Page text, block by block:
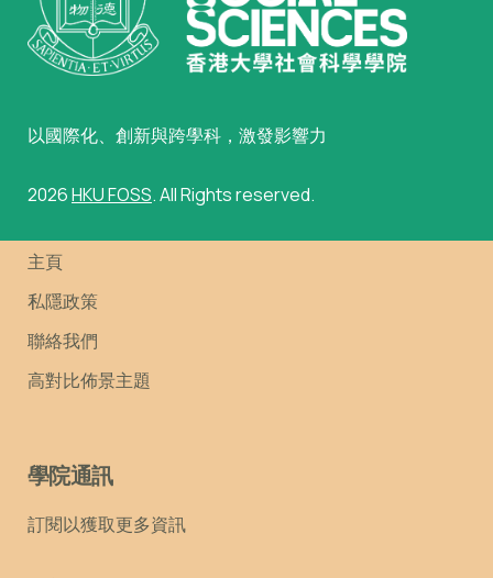
以國際化、創新與跨學科，激發影響力
2026HKU FOSS. All Rights reserved.
主頁
私隱政策
聯絡我們
高對比佈景主題
學院通訊
訂閱以獲取更多資訊